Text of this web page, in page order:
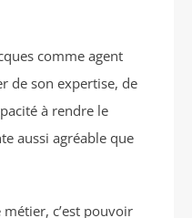
comme agent
de son expertise, de
à rendre le
aussi agréable que
métier, c’est pouvoir